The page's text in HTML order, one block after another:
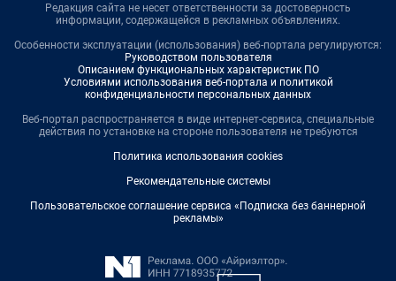
Редакция сайта не несет ответственности за достоверность
информации, содержащейся в рекламных объявлениях.
Особенности эксплуатации (использования) веб-портала регулируются:
Руководством пользователя
Описанием функциональных характеристик ПО
Условиями использования веб-портала и политикой
конфиденциальности персональных данных
Веб-портал распространяется в виде интернет-сервиса, специальные
действия по установке на стороне пользователя не требуются
Политика использования cookies
Рекомендательные системы
Пользовательское соглашение сервиса «Подписка без баннерной
рекламы»